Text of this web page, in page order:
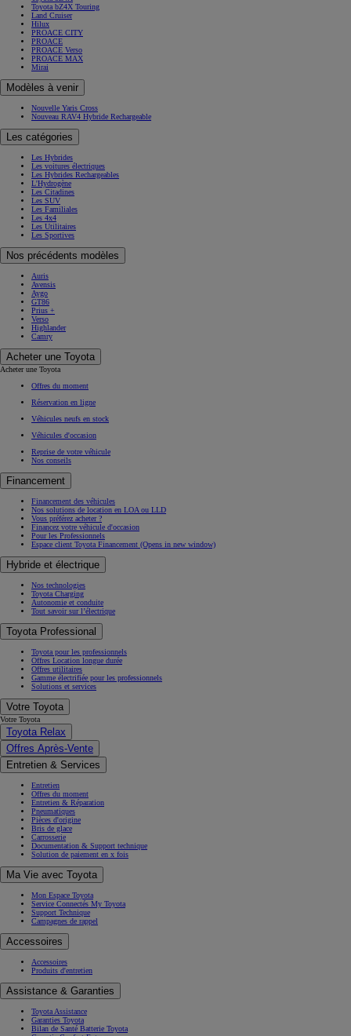
Toyota bZ4X Touring
Land Cruiser
Hilux
PROACE CITY
PROACE
PROACE Verso
PROACE MAX
Mirai
Modèles à venir
Nouvelle Yaris Cross
Nouveau RAV4 Hybride Rechargeable
Les catégories
Les Hybrides
Les voitures électriques
Les Hybrides Rechargeables
L'Hydrogène
Les Citadines
Les SUV
Les Familiales
Les 4x4
Les Utilitaires
Les Sportives
Nos précédents modèles
Auris
Avensis
Aygo
GT86
Prius +
Verso
Highlander
Camry
Acheter une Toyota
Acheter une Toyota
Offres du moment
Réservation en ligne
Véhicules neufs en stock
Véhicules d'occasion
Reprise de votre véhicule
Nos conseils
Financement
Financement des véhicules
Nos solutions de location en LOA ou LLD
Vous préférez acheter ?
Financez votre véhicule d'occasion
Pour les Professionnels
Espace client Toyota Financement (Opens in new window)
Hybride et électrique
Nos technologies
Toyota Charging
Autonomie et conduite
Tout savoir sur l’électrique
Toyota Professional
Toyota pour les professionnels
Offres Location longue durée
Offres utilitaires
Gamme électrifiée pour les professionnels
Solutions et services
Votre Toyota
Votre Toyota
Toyota Relax
Offres Après-Vente
Entretien & Services
Entretien
Offres du moment
Entretien & Réparation
Pneumatiques
Pièces d'origine
Bris de glace
Carrosserie
Documentation & Support technique
Solution de paiement en x fois
Ma Vie avec Toyota
Mon Espace Toyota
Service Connectés My Toyota
Support Technique
Campagnes de rappel
Accessoires
Accessoires
Produits d'entretien
Assistance & Garanties
Toyota Assistance
Garanties Toyota
Bilan de Santé Batterie Toyota